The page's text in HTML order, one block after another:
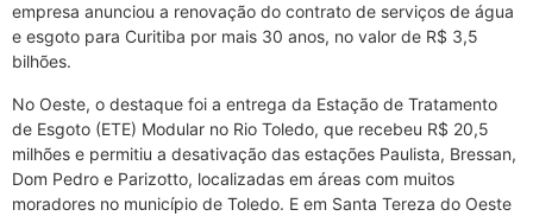
empresa anunciou a renovação do contrato de serviços de água
e esgoto para Curitiba por mais 30 anos, no valor de R$ 3,5
bilhões.
No Oeste, o destaque foi a entrega da Estação de Tratamento
de Esgoto (ETE) Modular no Rio Toledo, que recebeu R$ 20,5
milhões e permitiu a desativação das estações Paulista, Bressan,
Dom Pedro e Parizotto, localizadas em áreas com muitos
moradores no município de Toledo. E em Santa Tereza do Oeste